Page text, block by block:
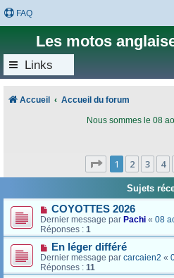
FAQ
Les motos
Links
Accueil Accueil du forum
Nous sommes le 08
Page 1sur
1 2 3 4
Sujets
COYOTTES 2026
Dernier message par Pachi « 08
Réponses : 1
En léger différé
Dernier message par carcaien2 «
Réponses : 11